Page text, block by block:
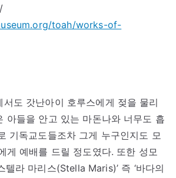
toah/works-of-
도 갓난아이 호루스에게 젖을 물리
아들을 안고 있는 마돈나와 너무도 흡
기독교도들조차 그게 누구인지도 모
게 예배를 드릴 정도였다. 또한 성모
텔라 마리스(Stella Maris)’ 즉 ‘바다의